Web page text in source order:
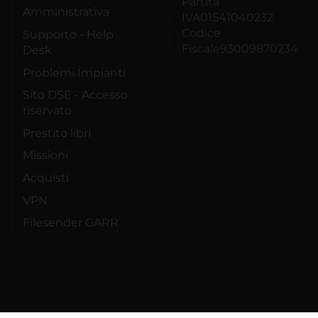
Amministrativa
Supporto - Help
Desk
Problemi Impianti
Sito DSE - Accesso
riservato
Prestito libri
Missioni
Acquisti
VPN
Filesender GARR
IVA01541040232
Codice
Fiscale93009870234